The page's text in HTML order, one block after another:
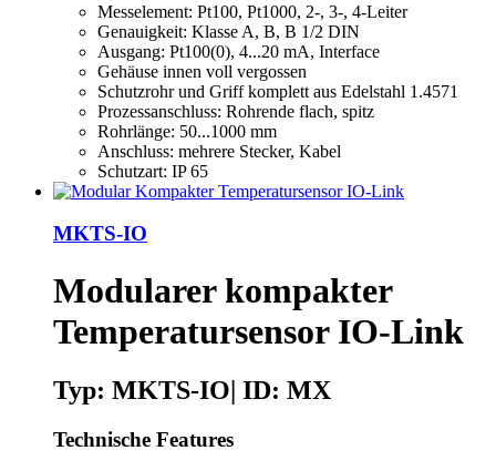
Messelement: Pt100, Pt1000, 2-, 3-, 4-Leiter
Genauigkeit: Klasse A, B, B 1/2 DIN
Ausgang: Pt100(0), 4...20 mA, Interface
Gehäuse innen voll vergossen
Schutzrohr und Griff komplett aus Edelstahl 1.4571
Prozessanschluss: Rohrende flach, spitz
Rohrlänge: 50...1000 mm
Anschluss: mehrere Stecker, Kabel
Schutzart: IP 65
MKTS-IO
Modularer kompakter
Temperatursensor IO-Link
Typ: MKTS-IO| ID: MX
Technische Features